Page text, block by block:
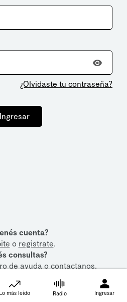
¿Olvidaste tu contraseña?
Ingresar
cuenta?
o registrate.
consultas?
de ayudaocontactanos.
Lo más leído Radio Ingresar